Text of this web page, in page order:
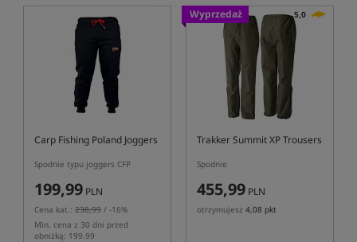
Carp Fishing Poland Joggers
Spodnie typu joggers CFP
199,99 PLN
Cena kat.: 238,99 / -16%
Min. cena z 30 dni przed
obniżką: 199.99
Wyprzedaż 5,0
Trakker Summit XP Trousers
Spodnie
455,99 PLN
otrzymujesz 4,08 pkt